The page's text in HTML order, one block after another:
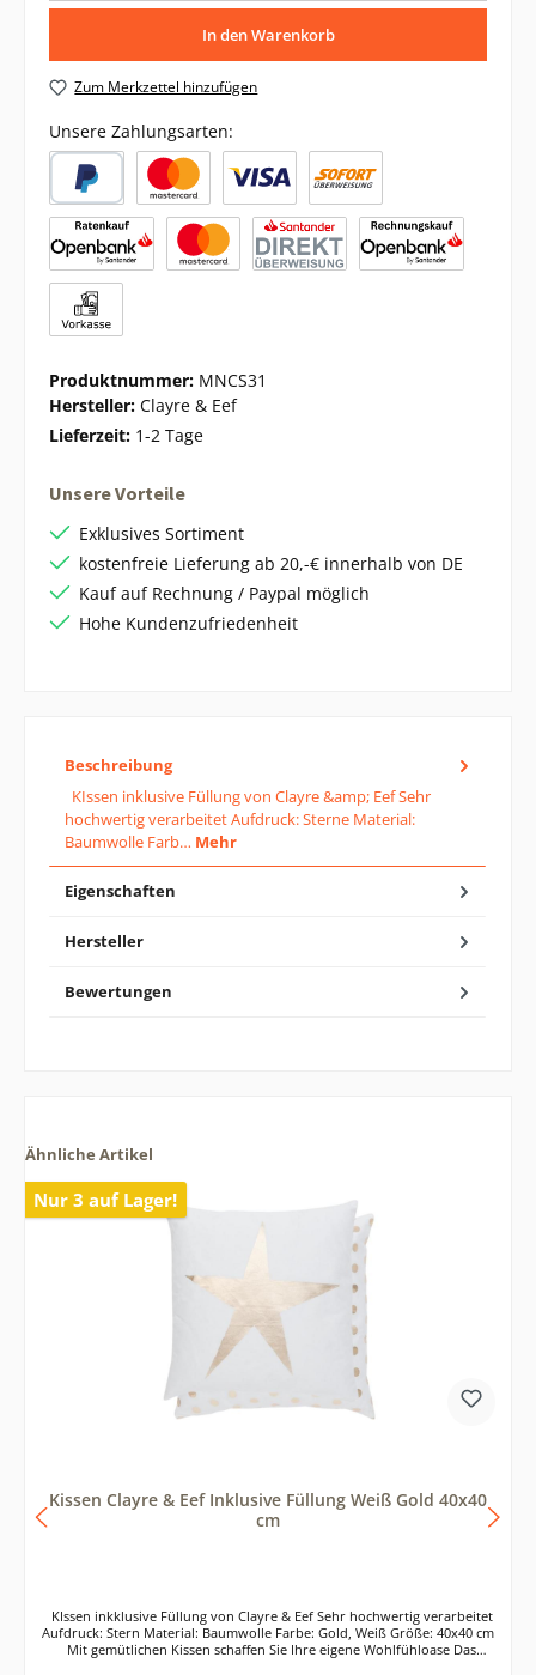
In den Warenkorb
Zum Merkzettel hinzufügen
Unsere Zahlungsarten:
Produktnummer: MNCS31
Hersteller: Clayre & Eef
Lieferzeit: 1-2 Tage
Unsere Vorteile
Exklusives Sortiment
kostenfreie Lieferung ab 20,-€ innerhalb von DE
Kauf auf Rechnung / Paypal möglich
Hohe Kundenzufriedenheit
Beschreibung
KIssen inklusive Füllung von Clayre &amp; Eef Sehr
hochwertig verarbeitet Aufdruck: Sterne Material:
Baumwolle Farb… Mehr
Eigenschaften
Hersteller
Bewertungen
Ähnliche Artikel
Nur 3 auf Lager!
Kissen Clayre & Eef Inklusive Füllung Weiß Gold 40x40
cm
KIssen inkklusive Füllung von Clayre & Eef Sehr hochwertig verarbeitet
Aufdruck: Stern Material: Baumwolle Farbe: Gold, Weiß Größe: 40x40 cm
Mit gemütlichen Kissen schaffen Sie Ihre eigene Wohlfühloase Das